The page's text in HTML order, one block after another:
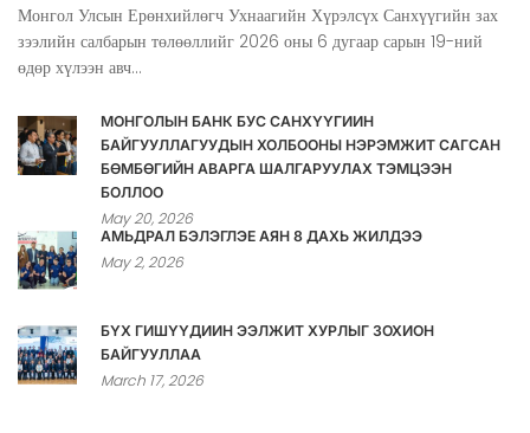
Монгол Улсын Ерөнхийлөгч Ухнаагийн Хүрэлсүх Санхүүгийн зах
зээлийн салбарын төлөөллийг 2026 оны 6 дугаар сарын 19-ний
өдөр хүлээн авч...
МОНГОЛЫН БАНК БУС САНХҮҮГИЙН
БАЙГУУЛЛАГУУДЫН ХОЛБООНЫ НЭРЭМЖИТ САГСАН
БӨМБӨГИЙН АВАРГА ШАЛГАРУУЛАХ ТЭМЦЭЭН
БОЛЛОО
May 20, 2026
АМЬДРАЛ БЭЛЭГЛЭЕ АЯН 8 ДАХЬ ЖИЛДЭЭ
May 2, 2026
БҮХ ГИШҮҮДИЙН ЭЭЛЖИТ ХУРЛЫГ ЗОХИОН
БАЙГУУЛЛАА
March 17, 2026